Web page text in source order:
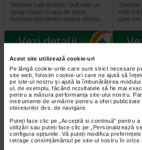
Acest site utilizează cookie-uri
Pe lângă cookie-urile care sunt strict necesare
site web, folosim cookie-uri care ne ajută să
pe site-ul nostru și ajută la îmbunătățirea
ul, de exemplu, făcând rezultatele să fie mai
pentru a măsura performanța site-ului nostru.
instrumente de urmărire pentru a oferi
obiceiurilor dvs. de navigare.
Puteți face clic pe „Acceptă si continuă” pentru
utilizări sau puteți face clic pe „Personalizează
configura opțiunile. Vă puteți modifica
retrage consimțământul pe site-ul nostru în orice
Tonimer Lab Izotonic Soft este un
spray nazal cu apa de mare,
recomandat pentru igiena zilnica…
Tonimer
este o
care
Vitamina D3 +K2, 30 capsule